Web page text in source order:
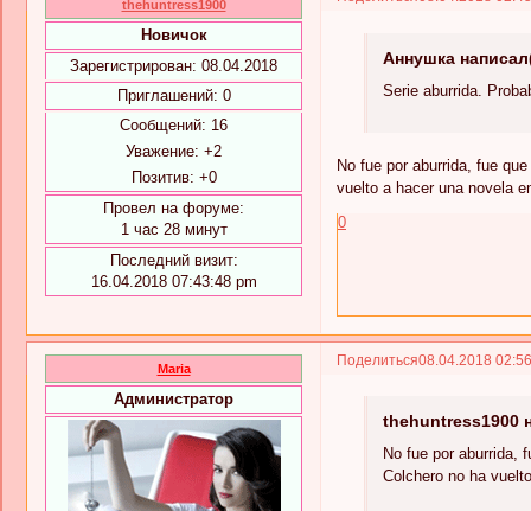
thehuntress1900
Новичок
Зарегистрирован: 08.04.2018
Приглашений: 0
Сообщений: 16
Уважение: +2
Позитив: +0
Провел на форуме:
1 час 28 минут
Последний визит:
16.04.2018 07:43:48 pm
Аннушка
Serie aburrida.
No fue por aburrida, fue
vuelto a hacer una novela
0
Поделиться08.04.2018
Maria
Администратор
thehuntress1900
No fue por aburrida,
Colchero no ha